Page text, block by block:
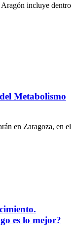
incluye dentro
Metabolismo
en Zaragoza, en el
es lo mejor?